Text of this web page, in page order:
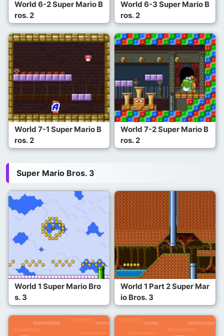
World 6-2 Super Mario B
ros. 2
World 6-3 Super Mario B
ros. 2
World 7-1 Super Mario B
ros. 2
World 7-2 Super Mario B
ros. 2
Super Mario Bros. 3
World 1 Super Mario Bro
s. 3
World 1 Part 2 Super Mar
io Bros. 3